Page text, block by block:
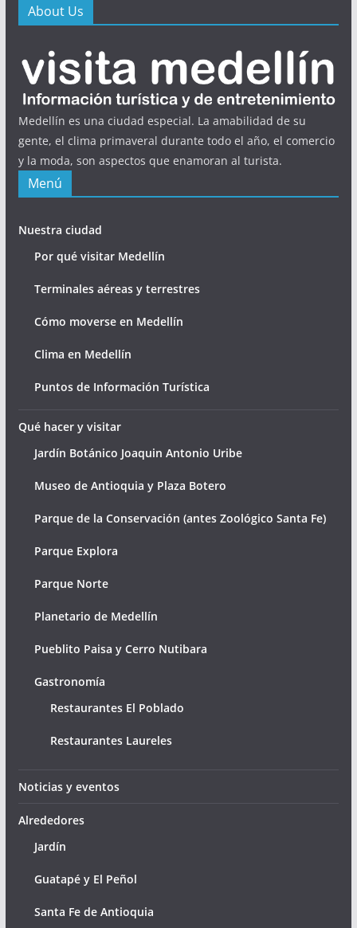
About Us
Medellín es una ciudad especial. La amabilidad de su
gente, el clima primaveral durante todo el año, el comercio
y la moda, son aspectos que enamoran al turista.
Menú
Nuestra ciudad
Por qué visitar Medellín
Terminales aéreas y terrestres
Cómo moverse en Medellín
Clima en Medellín
Puntos de Información Turística
Qué hacer y visitar
Jardín Botánico Joaquin Antonio Uribe
Museo de Antioquia y Plaza Botero
Parque de la Conservación (antes Zoológico Santa Fe)
Parque Explora
Parque Norte
Planetario de Medellín
Pueblito Paisa y Cerro Nutibara
Gastronomía
Restaurantes El Poblado
Restaurantes Laureles
Noticias y eventos
Alrededores
Jardín
Guatapé y El Peñol
Santa Fe de Antioquia